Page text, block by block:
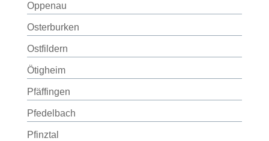
Oppenau
Osterburken
Ostfildern
Ötigheim
Pfäffingen
Pfedelbach
Pfinztal